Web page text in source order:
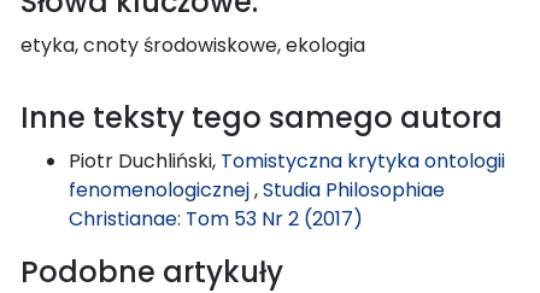
etyka, cnoty środowiskowe, ekologia
Inne teksty tego samego autora
Piotr Duchliński, Tomistyczna krytyka ontologii
fenomenologicznej,Studia Philosophiae
Christianae: Tom 53 Nr 2 (2017)
Podobne artykuły